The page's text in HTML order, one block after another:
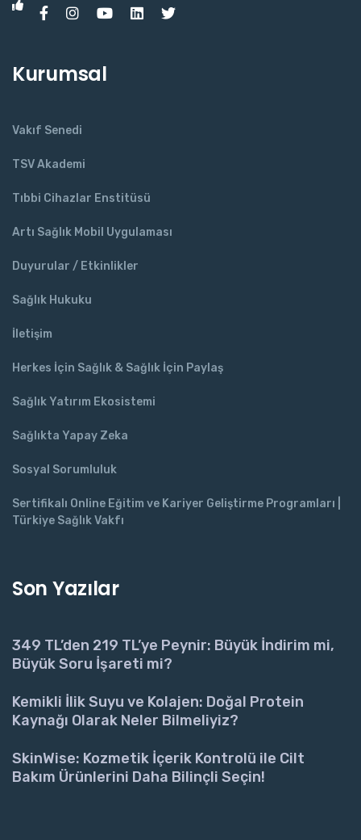
Kurumsal
Vakıf Senedi
TSV Akademi
Tıbbi Cihazlar Enstitüsü
Artı Sağlık Mobil Uygulaması
Duyurular / Etkinlikler
Sağlık Hukuku
İletişim
Herkes İçin Sağlık & Sağlık İçin Paylaş
Sağlık Yatırım Ekosistemi
Sağlıkta Yapay Zeka
Sosyal Sorumluluk
Sertifikalı Online Eğitim ve Kariyer Geliştirme Programları |
Türkiye Sağlık Vakfı
Son Yazılar
349 TL’den 219 TL’ye Peynir: Büyük İndirim mi,
Büyük Soru İşareti mi?
Kemikli İlik Suyu ve Kolajen: Doğal Protein
Kaynağı Olarak Neler Bilmeliyiz?
SkinWise: Kozmetik İçerik Kontrolü ile Cilt
Bakım Ürünlerini Daha Bilinçli Seçin!